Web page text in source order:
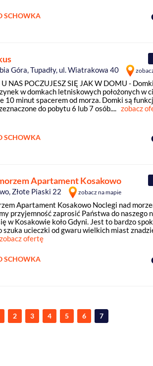
SCHOWKA
Góra, Tupadły, ul. Wiatrakowa 40
NAS POCZUJESZ SIĘ JAK W DOMU -
w domkach letniskowych położonych w
10 minut spacerem od morza. Domki są
do pobytu 6 lub 7 osób.... zobacz
SCHOWKA
Apartament Kosakowo
Złote Piaski 22 zobacz na mapie
Apartament Kosakowo Noclegi nad
przyjemność zaprosić Państwa do naszego
w Kosakowie koło Gdyni. Jest to bardzo
ucieczki od gwaru wielkich miast
zobacz ofertę
SCHOWKA
2 3 4 5 6 7